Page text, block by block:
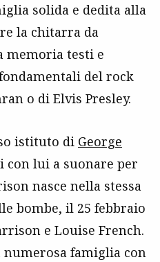
solida e dedita alla
la chitarra da
memoria testi e
del rock
o di Elvis Presley.
istituto di George
con lui a suonare per
nasce nella stessa
bombe, il 25 febbraio
e Louise French.
famiglia con